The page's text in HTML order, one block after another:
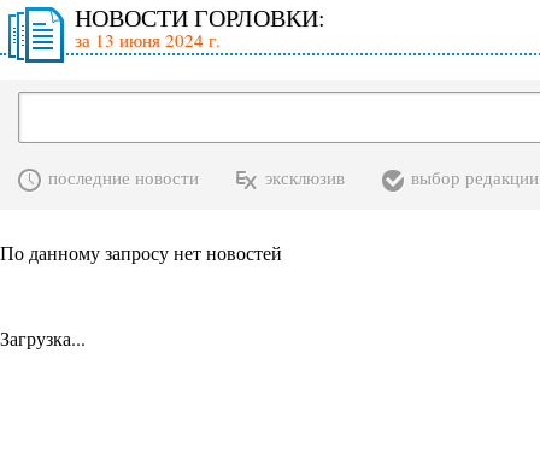
НОВОСТИ ГОРЛОВКИ:
за 13 июня 2024 г.
последние новости эксклюзив выбор редакции
По данному запросу нет новостей
Загрузка...